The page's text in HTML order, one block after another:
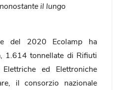
il lungo
del 2020 Ecolamp ha
1.614 tonnellate di Rifiuti
ed Elettroniche
il consorzio nazionale